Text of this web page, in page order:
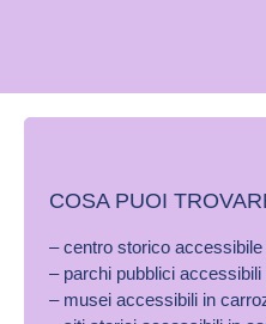
COSA PUOI
– centro storico
– parchi pubblici
– musei accessibili in